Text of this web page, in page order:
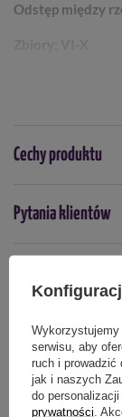
Odstęp między
Cechy produktu
Symbol
4000159083585
Nasiona na
luty marzec
Podmiot
Pytania klientów
Produkty
Wykorzystujemy
serwisu, aby
ruch i prowadzić
jak i naszych
do
prywatności .